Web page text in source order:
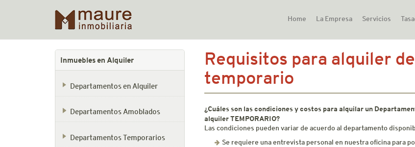
Home La Empresa Servicios
Inmuebles en Alquiler
Departamentos en Alquiler
Departamentos Amoblados
Departamentos Temporarios
Requisitos para alquiler
temporario
¿Cuáles son las condiciones y costos para alquilar un
alquiler TEMPORARIO?
Las condiciones pueden variar de acuerdo al departamento
Se requiere una entrevista personal en nuestra oficina para